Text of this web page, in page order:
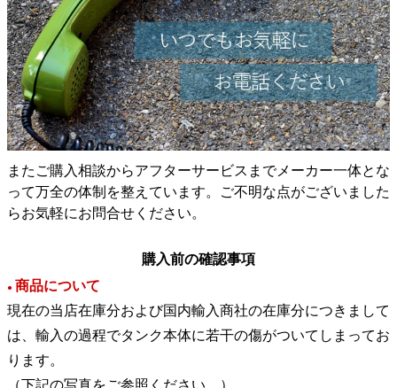
またご購入相談からアフターサービスまでメーカー一体とな
って万全の体制を整えています。ご不明な点がございました
らお気軽にお問合せください。
購入前の確認事項
● 商品について
現在の当店在庫分および国内輸入商社の在庫分につきまして
は、輸入の過程でタンク本体に若干の傷がついてしまってお
ります。
（下記の写真をご参照ください。）